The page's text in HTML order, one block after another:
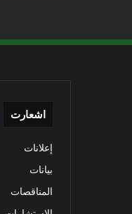
اشعارت
إعلانات
بيانات
المناقصات